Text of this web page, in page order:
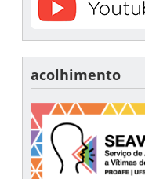
acolhimento